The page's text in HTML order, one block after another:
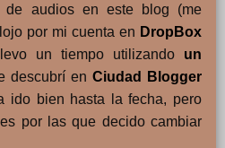
de audios en este blog (me
por mi cuenta en DropBox
un tiempo utilizando un
descubrí en Ciudad Blogger
ido bien hasta la fecha, pero
por las que decido cambiar